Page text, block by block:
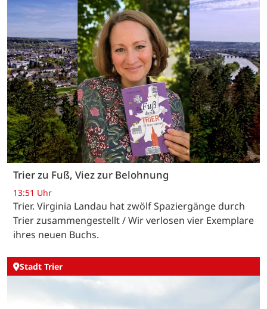
Trier zu Fuß, Viez zur Belohnung
13:51 Uhr
Trier. Virginia Landau hat zwölf Spaziergänge durch
Trier zusammengestellt / Wir verlosen vier Exemplare
ihres neuen Buchs.
Stadt Trier